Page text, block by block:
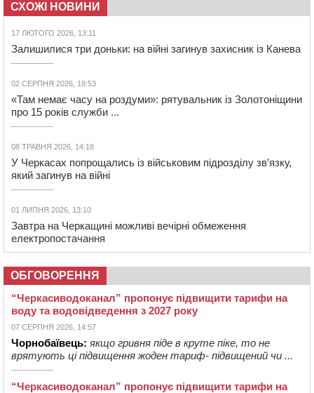
СХОЖІ НОВИНИ
17 ЛЮТОГО 2026, 13:11
Залишилися три доньки: на війні загинув захисник із Канева
02 СЕРПНЯ 2026, 19:53
«Там немає часу на роздуми»: рятувальник із Золотоніщини
про 15 років служби ...
08 ТРАВНЯ 2026, 14:18
У Черкасах попрощались із військовим підрозділу зв’язку,
який загинув на війні
01 ЛИПНЯ 2026, 13:10
Завтра на Черкащині можливі вечірні обмеження
електропостачання
ОБГОВОРЕННЯ
“Черкасиводоканал” пропонує підвищити тарифи на
воду та водовідведення з 2027 року
07 СЕРПНЯ 2026, 14:57
Чорнобаївець: якщо гривня піде в круте піке, то не
врятують ці підвищення жоден тариф- підвищений чи ...
“Черкасиводоканал” пропонує підвищити тарифи на